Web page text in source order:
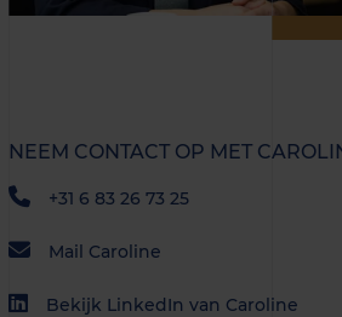
NEEM CONTACT OP MET
+31 6 83 26 73 25
Mail Caroline
Bekijk LinkedIn van Caroline